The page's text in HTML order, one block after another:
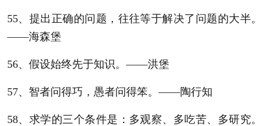
55、提出正确的问题，往往等于解决了问题的大半。
——海森堡
56、假设始终先于知识。——洪堡
57、智者问得巧，愚者问得笨。——陶行知
58、求学的三个条件是：多观察、多吃苦、多研究。